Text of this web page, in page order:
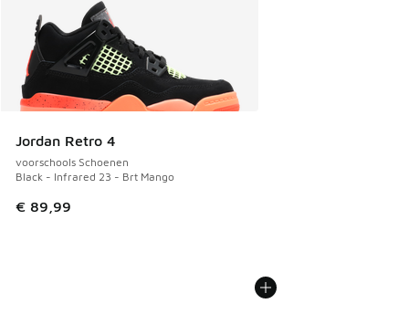
Jordan Retro 4
voorschools Schoenen
Black - Infrared 23 - Brt Mango
€ 89,99